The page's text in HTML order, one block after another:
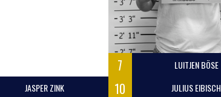
7 LUITJEN BÖSE
JASPER ZINK 10 JULIUS EIBISCH